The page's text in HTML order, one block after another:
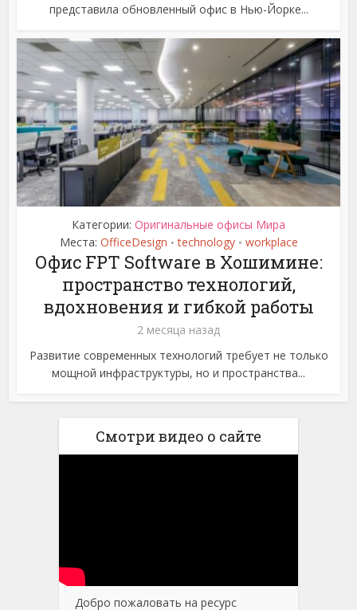
представила обновленный офис в Нью-Йорке...
Категории: Оригинальные офисы Мира
Места: OfficeDesign • technology • workplace
Офис FPT Software в Хошимине:
пространство технологий,
вдохновения и гибкой работы
2 месяца назад
Развитие современных технологий требует не только
мощной инфраструктуры, но и пространства...
Смотри видео о сайте
Добро пожаловать на ресурс